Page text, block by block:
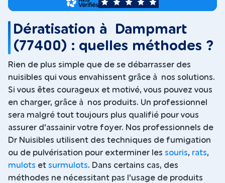
5
Dératisation à Dampmart
(77400) : quelles méthodes ?
Rien de plus simple que de se débarrasser des
nuisibles qui vous envahissent grâce à nos solutions.
Si vous êtes courageux et motivé, vous pouvez vous
en charger, grâce à nos produits. Un professionnel
sera malgré tout toujours plus qualifié pour vous
assurer d'assainir votre foyer. Nos professionnels de
Dr Nuisibles utilisent des techniques de fumigation
ou de pulvérisation pour exterminer les souris, rats,
mulots et surmulots. Dans certains cas, des
méthodes ne nécessitant pas l'usage de produits